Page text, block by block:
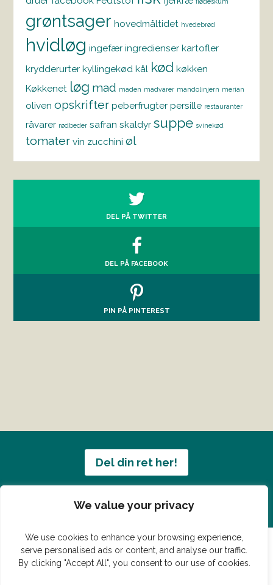
We value your privacy
We use cookies to enhance your browsing experience,
serve personalised ads or content, and analyse our traffic.
By clicking "Accept All", you consent to our use of cookies.
grøntsager hovedmåltidet hvedebrød
hvidløg ingefær ingredienser kartofler
krydderurter kyllingekød kål kød køkken
Køkkenet løg mad maden madvarer mandolinjern merian
oliven opskrifter peberfrugter persille restauranter
råvarer rødbeder safran skaldyr suppe svinekød
tomater vin zucchini øl
DEL PÅ TWITTER
DEL PÅ FACEBOOK
PIN PÅ PINTEREST
Del din ret her!
Har du en konge ret du vil dele?
© Vildmedmad.dk 2019. God og nem mad!